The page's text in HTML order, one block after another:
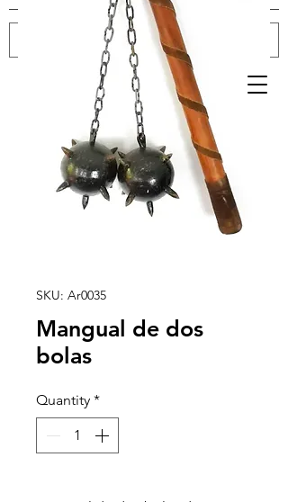
Log In
SKU: Ar0035
Mangual de dos
bolas
Quantity *